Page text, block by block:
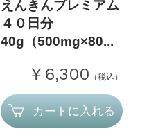
えんきんプレミアム
４０日分
40g（500mg×80...
￥6,300 （税込）
カートに入れる